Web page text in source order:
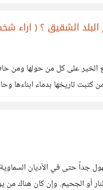
الشقيق ؟ ( اراء
الخير على كل من حولها ومن
تاريخها بدماء ابناءها
حتى في الأديان
الجحيم. وإن كان هناك من